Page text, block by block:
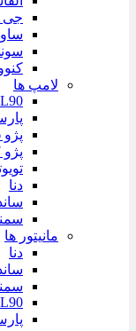
جی
لامپ ها
L90
پژو 206
پژو 207
دنا
مانیتور ها
دنا
L90